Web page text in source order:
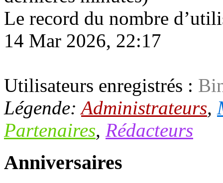
Le record du nombre
14 Mar 2026, 22:17
Utilisateurs enregistrés :
Légende:Administrateurs,
Partenaires, Rédacteurs
Anniversaires